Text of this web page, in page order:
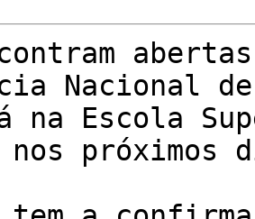
Nacional
na Escola
próximos